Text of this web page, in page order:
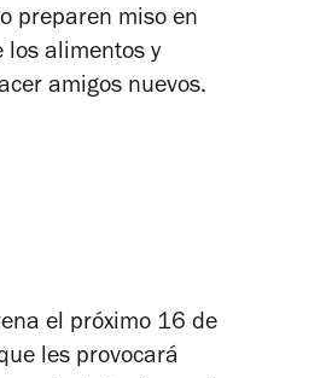
preparen miso en
los alimentos y
amigos nuevos.
el próximo 16 de
les provocará